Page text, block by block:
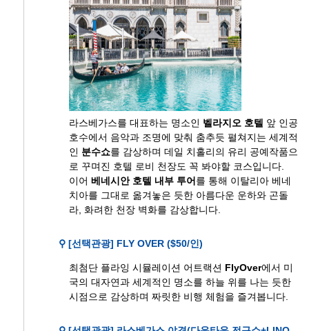
라스베가스를 대표하는 명소인 벨라지오 호텔 앞 인공
호수에서 음악과 조명에 맞춰 춤추듯 펼쳐지는 세계적
인 분수쇼를 감상하며 데일 치홀리의 유리 공예작품으
로 꾸며진 호텔 로비 천장도 꼭 봐야할 코스입니다.
이어 베네시안 호텔 내부 투어 를 통해 이탈리아 베네
치아를 그대로 옮겨놓은 듯한 아름다운 운하와 곤돌
라, 화려한 천장 벽화를 감상합니다.
⚲ [선택관광] FLY OVER ($50/인)
최첨단 플라잉 시뮬레이션 어트랙션 FlyOver에서 미
국의 대자연과 세계적인 명소를 하늘 위를 나는 듯한
시점으로 감상하며 짜릿한 비행 체험을 즐겨봅니다.